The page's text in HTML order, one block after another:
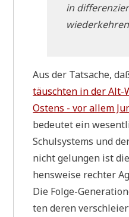
in
Aus der Tat­sa­che,
täusch­ten in der Alt-
Ostens - vor allem
bedeu­tet ein
Schul­sy­stems und
nicht gelun­gen ist die
hens­wei­se rech­ter
Die Fol­ge-
ten deren